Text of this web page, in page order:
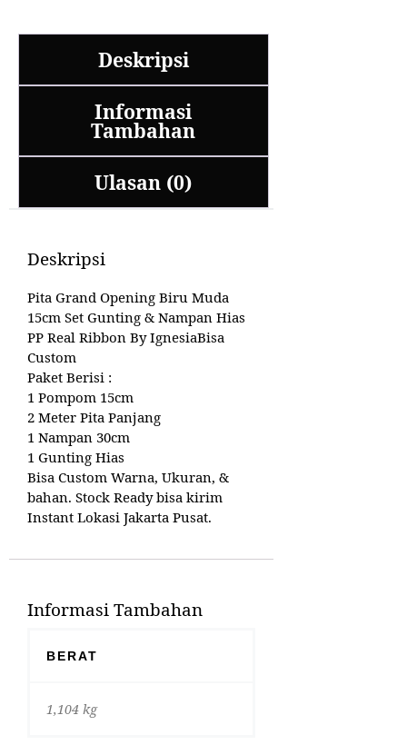
Deskripsi
Informasi
Tambahan
Ulasan (0)
Deskripsi
Pita Grand Opening Biru Muda
15cm Set Gunting & Nampan Hias
PP Real Ribbon By IgnesiaBisa
Custom
Paket Berisi :
1 Pompom 15cm
2 Meter Pita Panjang
1 Nampan 30cm
1 Gunting Hias
Bisa Custom Warna, Ukuran, &
bahan. Stock Ready bisa kirim
Instant Lokasi Jakarta Pusat.
Informasi Tambahan
BERAT
1,104 kg